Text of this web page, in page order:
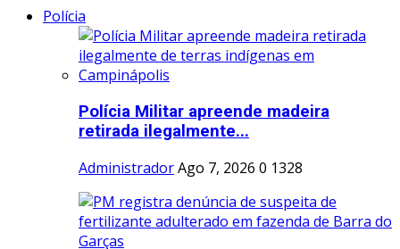
Polícia
Polícia Militar apreende madeira
retirada ilegalmente...
AdministradorAgo 7, 2026 0 1328